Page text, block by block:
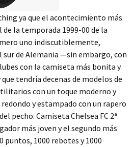
ya que el acontecimiento más
la temporada 1999-00 de la
uno indiscutiblemente,
de Alemania —sin embargo, con
con la camiseta más bonita y
tendría decenas de modelos de
con un toque moderno y
y estampado con un rapero
pecho. Camiseta Chelsea FC 2ª
más joven y el segundo más
puntos, 1000 rebotes y 1000